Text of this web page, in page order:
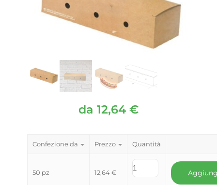
da 12,64 €
Confezione da Prezzo Quantità
50 pz 12,64€